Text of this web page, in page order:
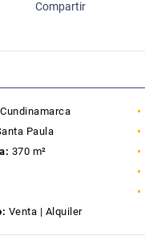
Compartir
Cundinamarca
Paula
370 m²
Venta | Alquiler